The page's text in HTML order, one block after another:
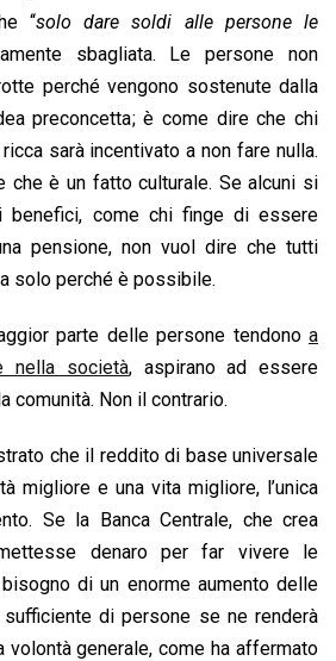
“solo dare soldi alle persone le
sbagliata. Le persone non
perché vengono sostenute dalla
preconcetta; è come dire che chi
sarà incentivato a non fare nulla.
che è un fatto culturale. Se alcuni si
benefici, come chi finge di essere
pensione, non vuol dire che tutti
solo perché è possibile.
parte delle persone tendono a
nella società, aspirano ad essere
comunità. Non il contrario.
che il reddito di base universale
migliore e una vita migliore, l’unica
Se la Banca Centrale, che crea
denaro per far vivere le
di un enorme aumento delle
di persone se ne renderà
volontà generale, come ha affermato